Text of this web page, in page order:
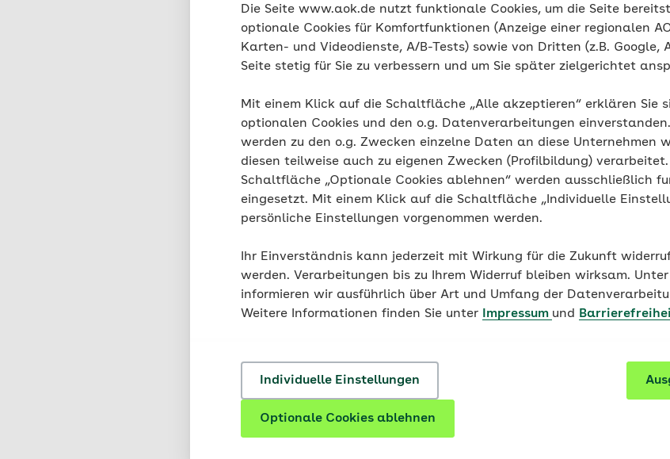
Die Seite www.aok.de nutzt funktionale Cookies, um die Seite
optionale Cookies für Komfortfunktionen (Anzeige einer regionalen
Karten- und Videodienste, A/B-Tests) sowie von Dritten (z.B. Google,
Seite stetig für Sie zu verbessern und um Sie später zielgerichtet
Mit einem Klick auf die Schaltfläche „Alle akzeptieren“ erklären Sie
optionalen Cookies und den o.g. Datenverarbeitungen
werden zu den o.g. Zwecken einzelne Daten an diese Unternehmen
diesen teilweise auch zu eigenen Zwecken (Profilbildung)
Schaltfläche „Optionale Cookies ablehnen“ werden ausschließlich
eingesetzt. Mit einem Klick auf die Schaltfläche „Individuelle
persönliche Einstellungen vorgenommen werden.
Ihr Einverständnis kann jederzeit mit Wirkung für die Zukunft
werden. Verarbeitungen bis zu Ihrem Widerruf bleiben wirksam. Unter
informieren wir ausführlich über Art und Umfang der
Weitere Informationen finden Sie unter
Impressum und
Individuelle Einstellungen
Optionale Cookies ablehnen
An wen richtet sich das
Teilnehmen können gesetzlich krankenversicherte Migräne-Betroffene
Wie nehmen Sie teil?
Die AOK Bayern unterstützt das Projekt und ermöglicht ihren
Studie: Prüfen Sie auf
https://mitmachen.migra-md.de , ob eine
Eignung nimmt das Studienteam des LMU Klinikums Kontakt zu Ihnen
Aktualisiert: 03.08.2026